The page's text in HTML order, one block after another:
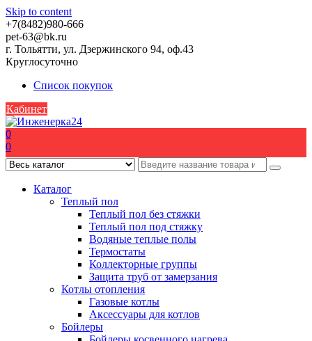
Skip to content
+7(8482)980-666
pet-63@bk.ru
г. Тольятти, ул. Дзержинского 94, оф.43
Круглосуточно
Список покупок
Кабинет
0
0
Каталог
Теплый пол
Теплый пол без стяжки
Теплый пол под стяжку
Водяные теплые полы
Термостаты
Коллекторные группы
Защита труб от замерзания
Котлы отопления
Газовые котлы
Аксессуары для котлов
Бойлеры